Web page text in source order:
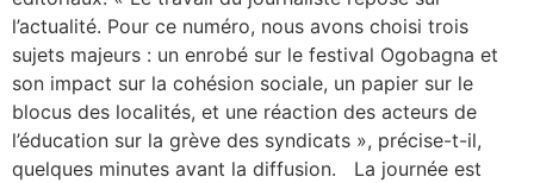
l’actualité. Pour ce numéro, nous avons choisi trois
sujets majeurs : un enrobé sur le festival Ogobagna et
son impact sur la cohésion sociale, un papier sur le
blocus des localités, et une réaction des acteurs de
l’éducation sur la grève des syndicats », précise-t-il,
quelques minutes avant la diffusion. La journée est